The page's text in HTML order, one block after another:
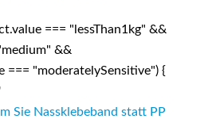
=== "lessThan1kg" &&
&&
=== "moderatelySensitive") {
Sie Nassklebeband statt PP